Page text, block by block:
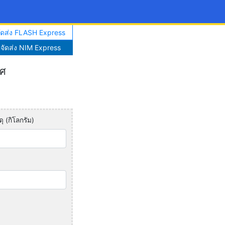
ส่ง FLASH Express
ดส่ง NIM Express
(กิโลกรัม)